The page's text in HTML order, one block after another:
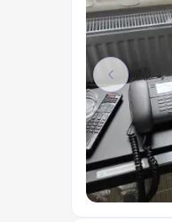
Previous